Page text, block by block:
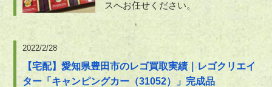
スへお任せください。
2022/2/28
【宅配】愛知県豊田市のレゴ買取実績｜レゴクリエイ
ター「キャンピングカー（31052）」完成品